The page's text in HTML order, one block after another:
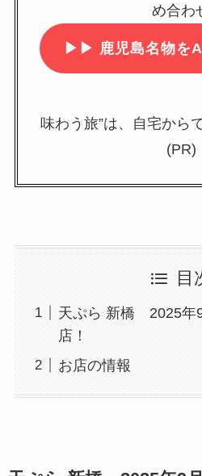
め合わ
▶▶ 鹿児島名物を
味わう旅”は、自宅から
(PR)
目
天ぷら 新橋 2025年
店！
お店の情報